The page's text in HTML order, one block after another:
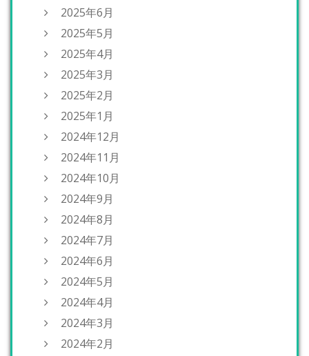
2025年6月
2025年5月
2025年4月
2025年3月
2025年2月
2025年1月
2024年12月
2024年11月
2024年10月
2024年9月
2024年8月
2024年7月
2024年6月
2024年5月
2024年4月
2024年3月
2024年2月